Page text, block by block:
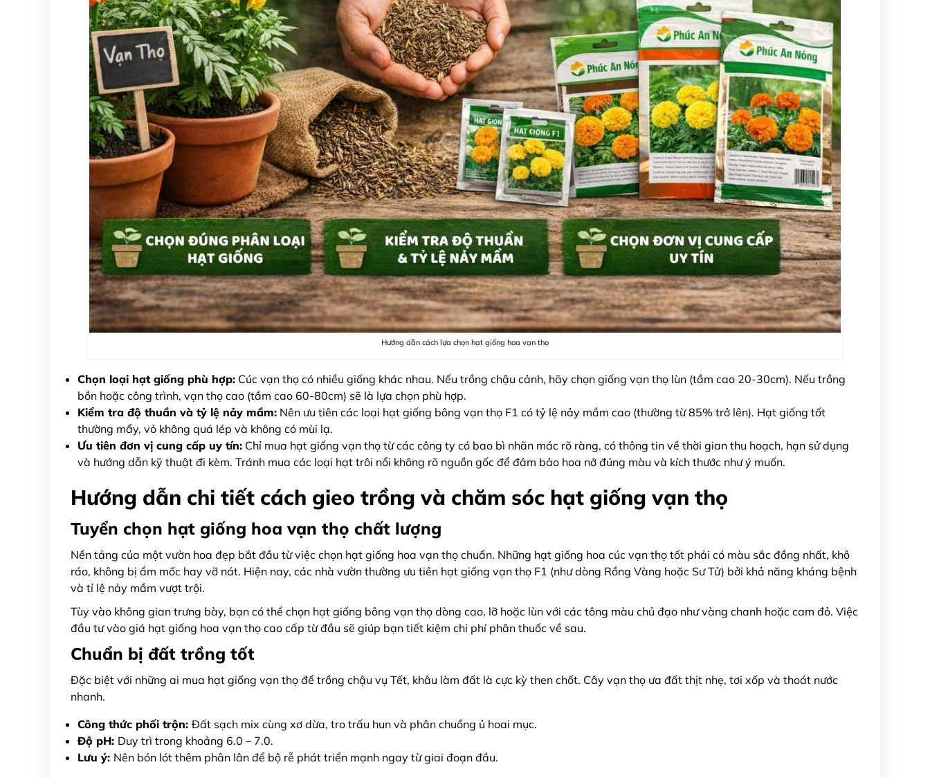
Hướng dẫn cách lựa chọn hạt giống hoa vạn thọ
Chọn loại hạt giống phù hợp: Cúc vạn thọ có nhiều giống khác nhau. Nếu trồng chậu cảnh, hãy chọn giống vạn thọ lùn (tầm cao 20-30cm). Nếu trồng
bồn hoặc công trình, vạn thọ cao (tầm cao 60-80cm) sẽ là lựa chọn phù hợp.
Kiểm tra độ thuần và tỷ lệ nảy mầm: Nên ưu tiên các loại hạt giống bông vạn thọ F1 có tỷ lệ nảy mầm cao (thường từ 85% trở lên). Hạt giống tốt
thường mẩy, vỏ không quá lép và không có mùi lạ.
Ưu tiên đơn vị cung cấp uy tín: Chỉ mua hạt giống vạn thọ từ các công ty có bao bì nhãn mác rõ ràng, có thông tin về thời gian thu hoạch, hạn sử dụng
và hướng dẫn kỹ thuật đi kèm. Tránh mua các loại hạt trôi nổi không rõ nguồn gốc để đảm bảo hoa nở đúng màu và kích thước như ý muốn.
Hướng dẫn chi tiết cách gieo trồng và chăm sóc hạt giống vạn thọ
Tuyển chọn hạt giống hoa vạn thọ chất lượng
Nền tảng của một vườn hoa đẹp bắt đầu từ việc chọn hạt giống hoa vạn thọ chuẩn. Những hạt giống hoa cúc vạn thọ tốt phải có màu sắc đồng nhất, khô
ráo, không bị ẩm mốc hay vỡ nát. Hiện nay, các nhà vườn thường ưu tiên hạt giống vạn thọ F1 (như dòng Rồng Vàng hoặc Sư Tử) bởi khả năng kháng bệnh
và tỉ lệ nảy mầm vượt trội.
Tùy vào không gian trưng bày, bạn có thể chọn hạt giống bông vạn thọ dòng cao, lỡ hoặc lùn với các tông màu chủ đạo như vàng chanh hoặc cam đỏ. Việc
đầu tư vào giá hạt giống hoa vạn thọ cao cấp từ đầu sẽ giúp bạn tiết kiệm chi phí phân thuốc về sau.
Chuẩn bị đất trồng tốt
Đặc biệt với những ai mua hạt giống vạn thọ để trồng chậu vụ Tết, khâu làm đất là cực kỳ then chốt. Cây vạn thọ ưa đất thịt nhẹ, tơi xốp và thoát nước
nhanh.
Công thức phối trộn: Đất sạch mix cùng xơ dừa, tro trấu hun và phân chuồng ủ hoai mục.
Độ pH: Duy trì trong khoảng 6.0 – 7.0.
Lưu ý: Nên bón lót thêm phân lân để bộ rễ phát triển mạnh ngay từ giai đoạn đầu.